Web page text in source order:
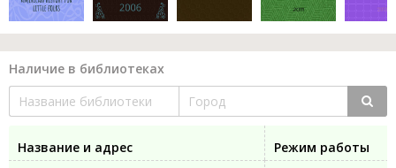
Наличие в библиотеках
Название и адрес
Режим работы